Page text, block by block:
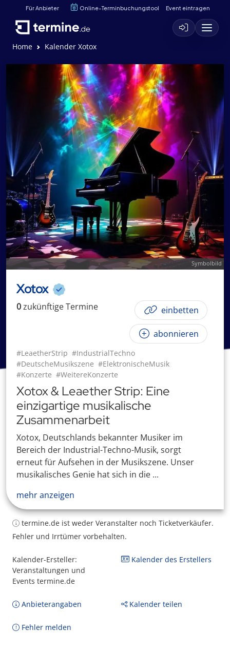
Für Anbieter Online-Terminbuchungstool Event eintragen
Home Kalender Xotox
Symbolbild
Xotox
0zukünftigeTermine einbetten
abonnieren
#LeaetherStrip #IndustrialTechno
#DeutscheMusikszene #ElektronischeMusik
#Konzerte #WeitereKonzerte
Xotox & Leaether Strip: Eine
einzigartige musikalische
Zusammenarbeit
Xotox, Deutschlands bekannter Musiker im
Bereich der Industrial-Techno-Musik, sorgt
erneut für Aufsehen in der Musikszene. Unser
musikalisches Genie hat sich in die ...
mehr anzeigen
termine.de ist weder Veranstalter noch Ticketverkäufer.
Fehler und Irrtümer vorbehalten.
Kalender-Ersteller:
Veranstaltungen und
Events termine.de
Kalender des Erstellers
Anbieterangaben Kalender teilen
Fehler melden